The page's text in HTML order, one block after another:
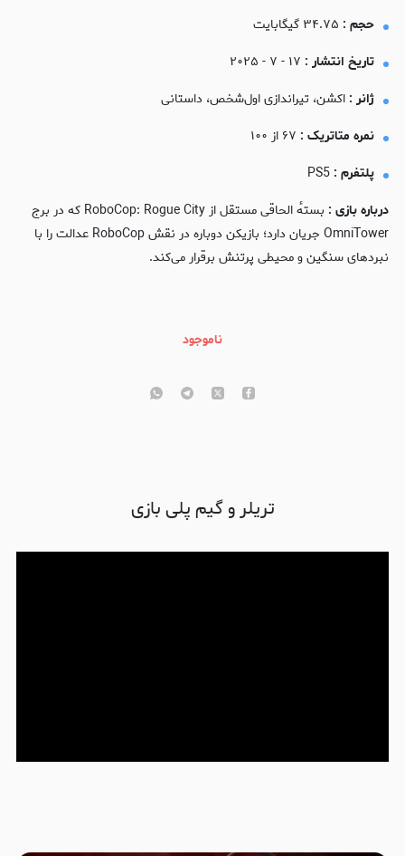
حجم :
تاریخ انتشار :
ژانر : اکشن، تیراندازی اول‌شخص، داستانی
نمره متاتریک : ۶۷ از ۱۰۰
پلتفرم : PS5
درباره بازی :
بستهٔ الحاقی مستقل از RoboCop: Rogue City که در برج
OmniTower جریان دارد؛ بازیکن دوباره در نقش RoboCop عدالت را با
نبردهای سنگین و محیطی پرتنش برقرار می‌کند.
ناموجود
تریلر و گیم پلی بازی